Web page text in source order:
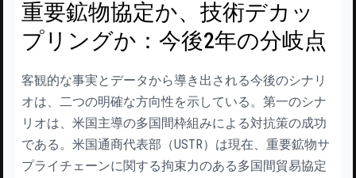
重要鉱物協定か、技術デカッ
プリングか：今後2年の分岐点
客観的な事実とデータから導き出される今後のシナリ
オは、二つの明確な方向性を示している。第一のシナ
リオは、米国主導の多国間枠組みによる対抗策の成功
である。米国通商代表部（USTR）は現在、重要鉱物サ
プライチェーンに関する拘束力のある多国間貿易協定